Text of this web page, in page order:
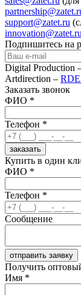
support@zatet.ru
innovation@zatet.ru
Подпишитесь на
Digital Production
Artdirection –
Заказать звонок
ФИО *
Телефон *
заказать
Купить в один
ФИО *
Телефон *
Сообщение
отправить заявку
Получить
Имя *